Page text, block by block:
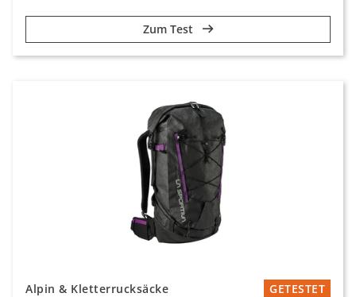
Zum Test
Alpin & Kletterrucksäcke GETESTET